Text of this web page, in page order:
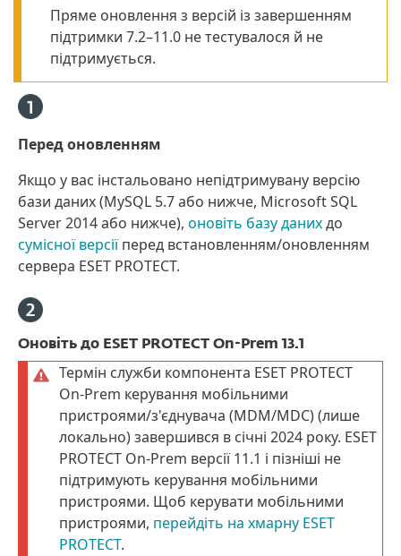
Пряме оновлення з версій із завершенням
підтримки 7.2–11.0 не тестувалося й не
підтримується.
Перед оновленням
Якщо у вас інстальовано непідтримувану версію
бази даних (MySQL 5.7 або нижче, Microsoft SQL
Server 2014 або нижче), оновіть базу данихдо
сумісної версіїперед встановленням/оновленням
сервера ESET PROTECT.
Оновіть до ESET PROTECT On-Prem 13.1
Термін служби компонента ESET PROTECT
On-Prem керування мобільними
пристроями/з'єднувача (MDM/MDC) (лише
локально) завершився в січні 2024 року. ESET
PROTECT On-Prem версії 11.1 і пізніші не
підтримують керування мобільними
пристроями. Щоб керувати мобільними
пристроями, перейдіть на хмарну ESET
PROTECT.